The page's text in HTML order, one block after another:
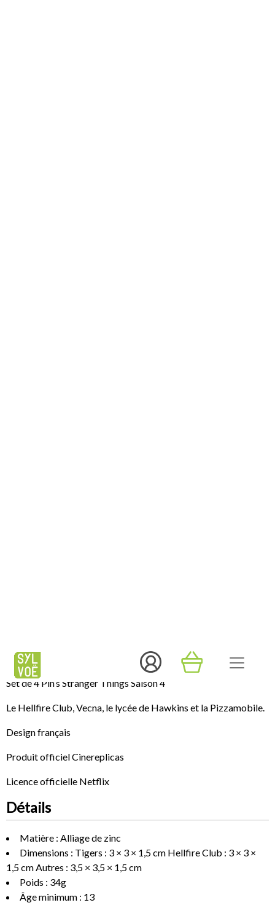
Description
Set de 4 Pin’s Stranger Things Saison 4
Le Hellfire Club, Vecna, le lycée de Hawkins et la Pizzamobile.
Design français
Produit officiel Cinereplicas
Licence officielle Netflix
Détails
Matière : Alliage de zinc
Dimensions : Tigers : 3 × 3 × 1,5 cm Hellfire Club : 3 × 3 ×
1,5 cm Autres : 3,5 × 3,5 × 1,5 cm
Poids : 34g
Âge minimum : 13